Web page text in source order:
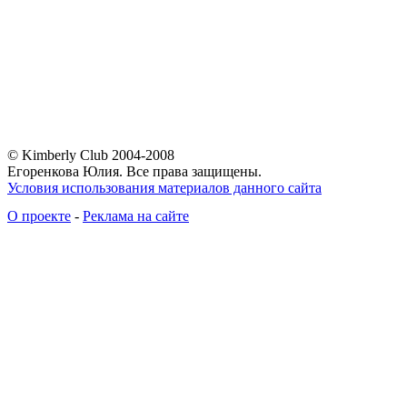
© Kimberly Club 2004-2008
Егоренкова Юлия. Все права защищены.
Условия использования материалов данного сайта
О проекте - Реклама на сайте